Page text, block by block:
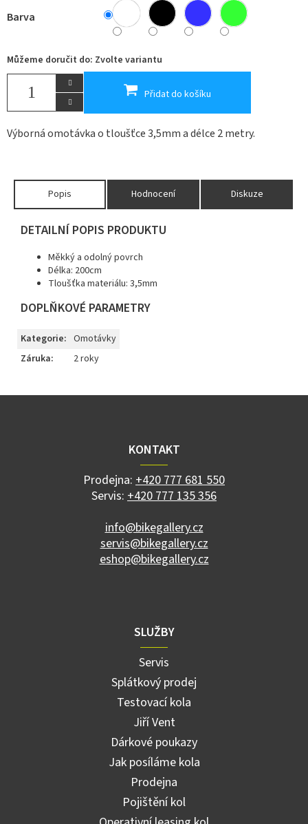
Barva
Můžeme doručit do: Zvolte variantu
Přidat do košíku
Výborná omotávka o tloušťce 3,5mm a délce 2 metry.
Popis Hodnocení Diskuze
DETAILNÍ POPIS PRODUKTU
Měkký a odolný povrch
Délka: 200cm
Tloušťka materiálu: 3,5mm
DOPLŇKOVÉ PARAMETRY
Kategorie: Omotávky
Záruka: 2 roky
Z
KONTAKT
Prodejna: +420 777 681 550
Servis: +420 777 135 356
info@bikegallery.cz
servis@bikegallery.cz
eshop@bikegallery.cz
SLUŽBY
Servis
Splátkový prodej
Testovací kola
Jiří Vent
Dárkové poukazy
Jak posíláme kola
Prodejna
Pojištění kol